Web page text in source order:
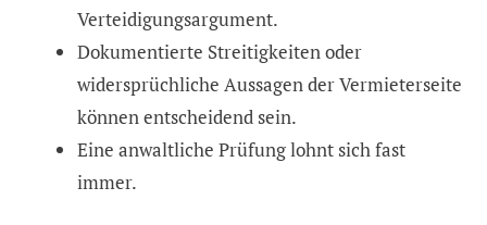
Verteidigungsargument.
Dokumentierte Streitigkeiten oder
widersprüchliche Aussagen der Vermieterseite
können entscheidend sein.
Eine anwaltliche Prüfung lohnt sich fast
immer.